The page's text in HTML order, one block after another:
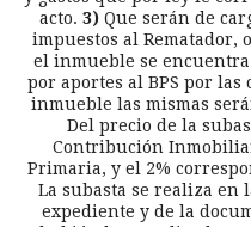
acto. 3) Que serán de
impuestos al Rematador,
el inmueble se encuentra
por aportes al BPS por
inmueble las mismas
Del precio de la
Contribución
Primaria, y el 2%
La subasta se realiza en
expediente y de la